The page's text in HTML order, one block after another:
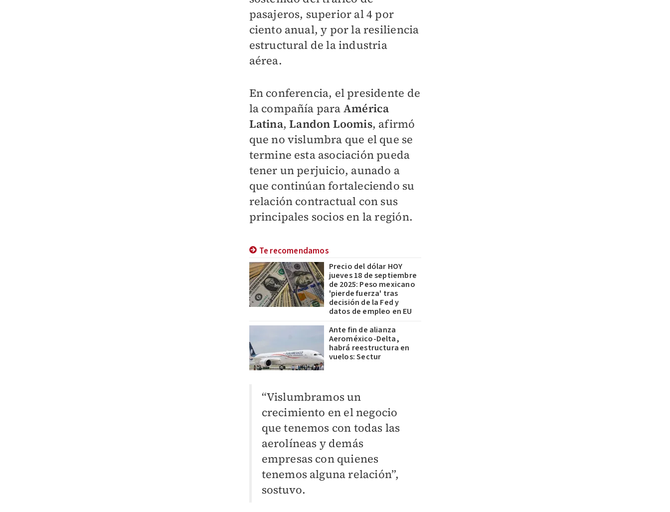
pasajeros, superior al 4 por
ciento anual, y por la resiliencia
estructural de la industria
aérea.
En conferencia, el presidente de
la compañía para América
Latina,Landon Loomis, afirmó
que no vislumbra que el que se
termine esta asociación pueda
tener un perjuicio, aunado a
que continúan fortaleciendo su
relación contractual con sus
principales socios en la región.
Te recomendamos
Precio del dólar HOY
jueves 18 de septiembre
de 2025: Peso mexicano
'pierde fuerza' tras
decisión de la Fed y
datos de empleo en EU
Ante fin de alianza
Aeroméxico-Delta,
habrá reestructura en
vuelos: Sectur
“Vislumbramos un
crecimiento en el negocio
que tenemos con todas las
aerolíneas y demás
empresas con quienes
tenemos alguna relación”,
sostuvo.